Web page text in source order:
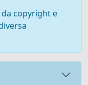
copyright e